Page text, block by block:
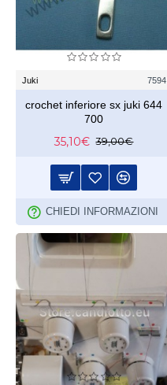
Juki 7594
crochet inferiore sx juki 644
700
35,10€ 39,00€
CHIEDI INFORMAZIONI